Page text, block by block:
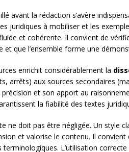
avant la rédaction s’avère
juridiques à mobiliser et les
et cohérente. Il convient de
et que l’ensemble forme une
enrichit considérablement la
arrêts) aux sources secondaires
et son apport au
la fiabilité des textes
ne doit pas être négligée. Un style
et valorise le contenu. Il convient
L’utilisation